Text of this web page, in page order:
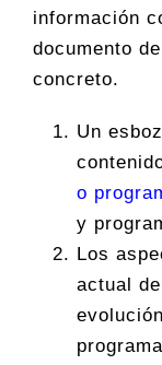
información
documento
concreto.
Un
o
y
Los
actual del